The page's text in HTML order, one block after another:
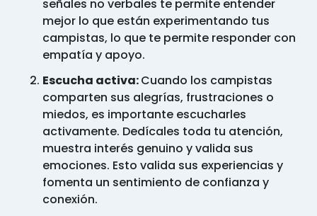
señales no verbales te permite entender
mejor lo que están experimentando tus
campistas, lo que te permite responder con
empatía y apoyo.
Escucha activa:Cuando los campistas
comparten sus alegrías, frustraciones o
miedos, es importante escucharles
activamente. Dedícales toda tu atención,
muestra interés genuino y valida sus
emociones. Esto valida sus experiencias y
fomenta un sentimiento de confianza y
conexión.